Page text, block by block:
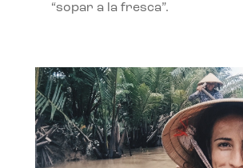
“sopar a la fresca”.